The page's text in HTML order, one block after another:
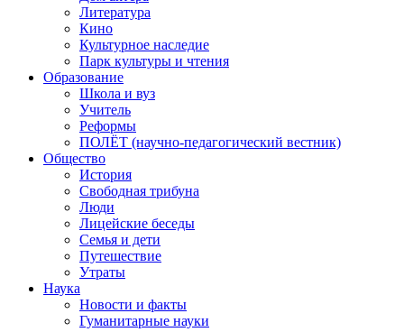
Литература
Кино
Культурное наследие
Парк культуры и чтения
Образование
Школа и вуз
Учитель
Реформы
ПОЛЁТ (научно-педагогический вестник)
Общество
История
Свободная трибуна
Люди
Лицейские беседы
Семья и дети
Путешествие
Утраты
Наука
Новости и факты
Гуманитарные науки